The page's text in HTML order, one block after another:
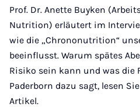
Prof. Dr. Anette Buyken
Nutrition) erläutert im
wie die „Chrononutrition“
beeinflusst. Warum spätes
Risiko sein kann und was die
Paderborn dazu sagt, lesen
Artikel.